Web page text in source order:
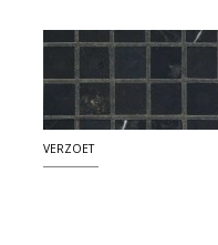
VERZOET